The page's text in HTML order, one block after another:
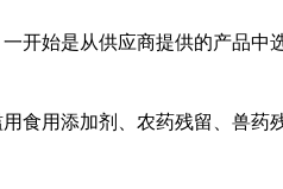
始是从供应商提供的产品中
食用添加剂、农药残留、兽药